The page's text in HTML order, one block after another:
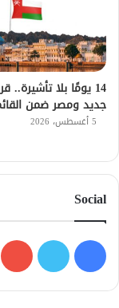
14 يومًا بلا تأشيرة..
جديد ومصر ضمن
5 أغسطس، 2026
Social
فيسبوك
تويتر